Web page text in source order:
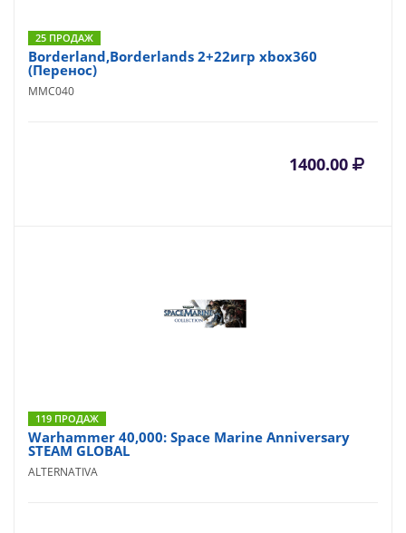
25 ПРОДАЖ
Borderland,Borderlands 2+22игр xbox360
(Перенос)
MMC040
1400.00
119 ПРОДАЖ
Warhammer 40,000: Space Marine Anniversary
STEAM GLOBAL
ALTERNATIVA